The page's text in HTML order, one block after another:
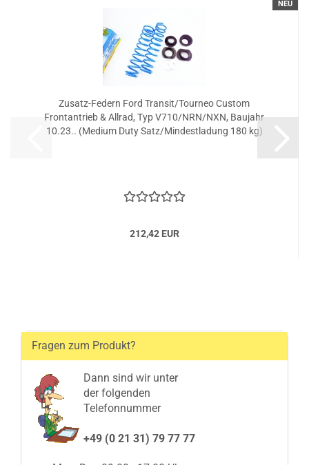
NEU
Zusatz-Federn Ford Transit/Tourneo Custom
Frontantrieb & Allrad, Typ V710/NRN/NXN, Baujahr
10.23.. (Medium Duty Satz/Mindestladung 180 kg)
212,42 EUR
Fragen zum Produkt?
Dann sind wir unter
der folgenden
Telefonnummer
+49 (0 21 31) 79 77 77